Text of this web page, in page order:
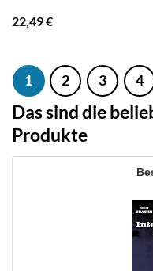
22,49€
1 2 3 4
Das sind die
Produkte